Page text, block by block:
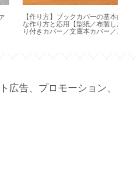
【作り方】ブックカバーの基本的
な作り方と応用【型紙／布製しお
り付きカバー／文庫本カバー／ハ
告、プロモーション、